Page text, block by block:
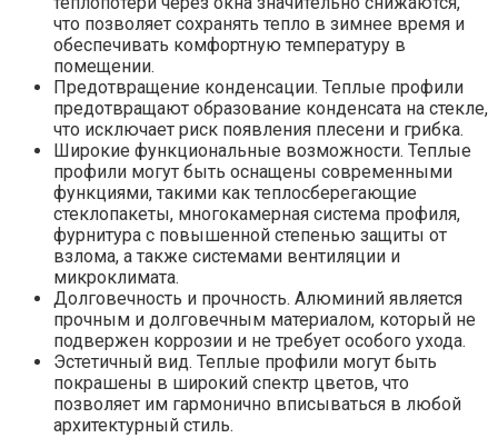
что позволяет сохранять тепло в зимнее время и
обеспечивать комфортную температуру в
помещении.
Предотвращение конденсации. Теплые профили
предотвращают образование конденсата на стекле,
что исключает риск появления плесени и грибка.
Широкие функциональные возможности. Теплые
профили могут быть оснащены современными
функциями, такими как теплосберегающие
стеклопакеты, многокамерная система профиля,
фурнитура с повышенной степенью защиты от
взлома, а также системами вентиляции и
микроклимата.
Долговечность и прочность. Алюминий является
прочным и долговечным материалом, который не
подвержен коррозии и не требует особого ухода.
Эстетичный вид. Теплые профили могут быть
покрашены в широкий спектр цветов, что
позволяет им гармонично вписываться в любой
архитектурный стиль.